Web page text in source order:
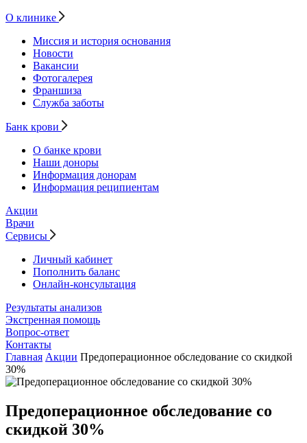
О клинике
Миссия и история основания
Новости
Вакансии
Фотогалерея
Франшиза
Служба заботы
Банк крови
О банке крови
Наши доноры
Информация донорам
Информация реципиентам
Акции
Врачи
Сервисы
Личный кабинет
Пополнить баланс
Онлайн-консультация
Результаты анализов
Экстренная помощь
Вопрос-ответ
Контакты
Главная Акции Предоперационное обследование со скидкой
30%
Предоперационное обследование со
скидкой 30%